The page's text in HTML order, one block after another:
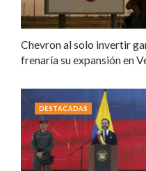
Chevron al solo invertir
frenaría su expansión en
DESTACADAS